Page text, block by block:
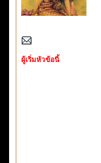
ผู้เริ่มหัวข้อนี้